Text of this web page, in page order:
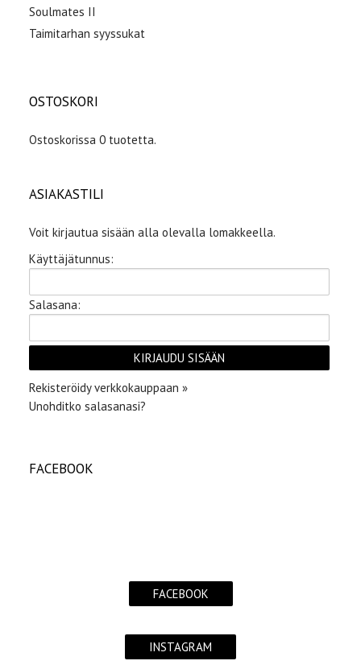
Soulmates II
Taimitarhan syyssukat
OSTOSKORI
Ostoskorissa 0 tuotetta.
ASIAKASTILI
Voit kirjautua sisään alla olevalla lomakkeella.
Käyttäjätunnus:
Salasana:
Rekisteröidy verkkokauppaan »
Unohditko salasanasi?
FACEBOOK
FACEBOOK
INSTAGRAM